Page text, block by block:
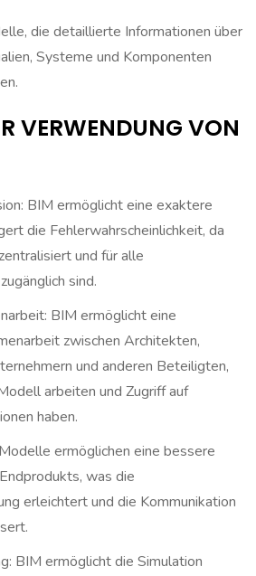
die detaillierte Informationen über
Systeme und Komponenten
VERWENDUNG VON
BIM ermöglicht eine exaktere
die Fehlerwahrscheinlichkeit, da
und für alle
sind.
BIM ermöglicht eine
zwischen Architekten,
und anderen Beteiligten,
arbeiten und Zugriff auf
haben.
ermöglichen eine bessere
was die
erleichtert und die Kommunikation
BIM ermöglicht die Simulation